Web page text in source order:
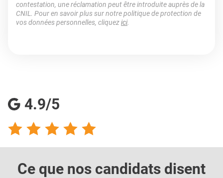
contestation, une réclamation peut être introduite auprès de la
CNIL. Pour en savoir plus sur notre politique de protection de
vos données personnelles, cliquezici.
4.9/5
Ce que nos candidats disent